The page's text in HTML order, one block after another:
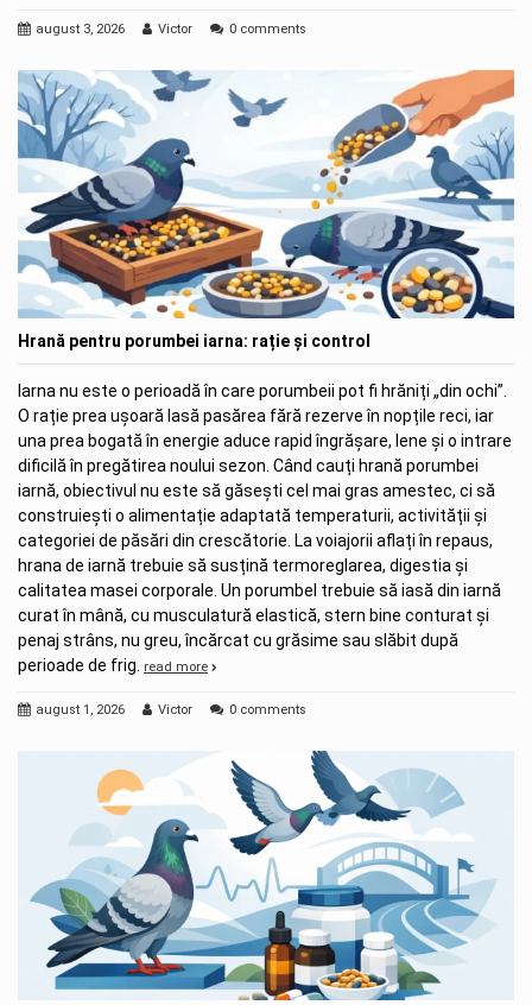
august 3, 2026 Victor 0 comments
Hrană pentru porumbei iarna: rație și control
Iarna nu este o perioadă în care porumbeii pot fi hrăniți „din ochi”.
O rație prea ușoară lasă pasărea fără rezerve în nopțile reci, iar
una prea bogată în energie aduce rapid îngrășare, lene și o intrare
dificilă în pregătirea noului sezon. Când cauți hrană porumbei
iarnă, obiectivul nu este să găsești cel mai gras amestec, ci să
construiești o alimentație adaptată temperaturii, activității și
categoriei de păsări din crescătorie. La voiajorii aflați în repaus,
hrana de iarnă trebuie să susțină termoreglarea, digestia și
calitatea masei corporale. Un porumbel trebuie să iasă din iarnă
curat în mână, cu musculatură elastică, stern bine conturat și
penaj strâns, nu greu, încărcat cu grăsime sau slăbit după
perioade de frig.
read more
august 1, 2026 Victor 0 comments